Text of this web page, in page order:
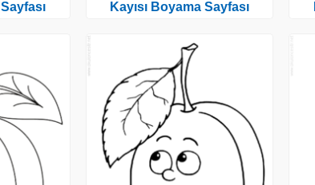
Kayısı Boyama Sayfası